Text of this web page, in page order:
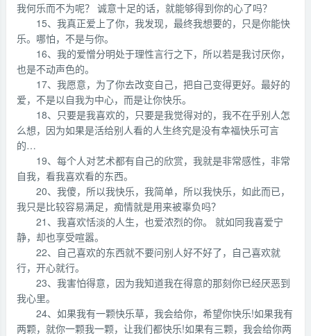
我何乐而不为呢？ 诚意十足的话，就能够得到你的心了吗？
15、我真正爱上了你，我发现，最终我想要的，只是你能快
乐。哪怕，不是与你。
16、我的爱憎分明处于理性言行之下，所以若是我讨厌你，
也是不动声色的。
17、我愿意，为了你去改变自己，把自己变得更好。最好的
爱，不是以自我为中心，而是让你快乐。
18、只要是我喜欢的，只要是我觉得对的，我不在乎别人怎
么想，因为如果是活给别人看的人生终究是没有幸福快乐可言
的…
19、每个人对艺术都有自己的欣赏，我就是非常感性，非常
自我，看我喜欢看的东西。
20、我傻，所以我快乐，我简单，所以我快乐，如此而已，
我只是比较容易满足，痴情就是用来被辜负吗？
21、我喜欢恬淡的人生，也爱浓烈的你。 就如同我喜爱宁
静，却也享受喧嚣。
22、自己喜欢的东西就不要问别人好不好了，自己喜欢就
行，开心就行。
23、我害怕得意，因为我知道我在得意的那刻你已经厌恶到
我心里。
24、如果我有一颗快乐草，我会给你，希望你快乐!如果我有
两颗，就你一颗我一颗，让我们都快乐!如果有三颗，我会给你两